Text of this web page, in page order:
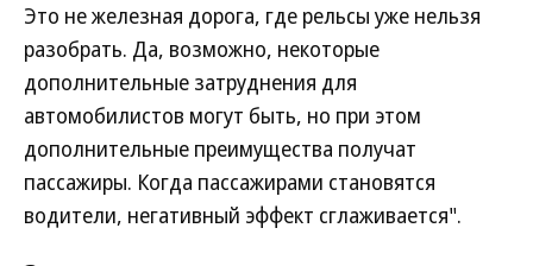
Это не железная дорога, где рельсы уже нельзя
разобрать. Да, возможно, некоторые
дополнительные затруднения для
автомобилистов могут быть, но при этом
дополнительные преимущества получат
пассажиры. Когда пассажирами становятся
водители, негативный эффект сглаживается".